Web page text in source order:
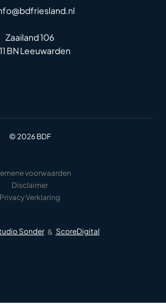
Zaailand 106
BN Leeuwarden
© 2026 BDF
voorwaarden
Disclaimer
Privacy Verklaring
Sonder & ScoreDigital